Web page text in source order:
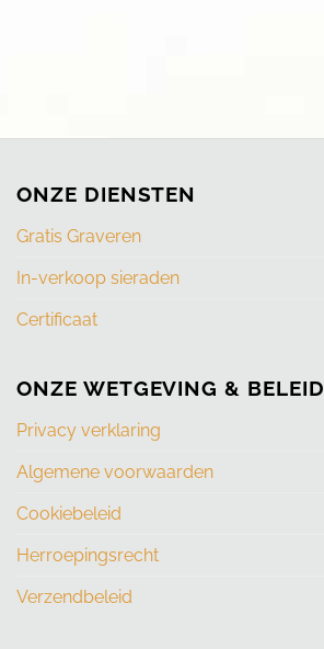
ONZE DIENSTEN
Gratis Graveren
In-verkoop sieraden
Certificaat
ONZE WETGEVING & BELEID
Privacy verklaring
Algemene voorwaarden
Cookiebeleid
Herroepingsrecht
Verzendbeleid